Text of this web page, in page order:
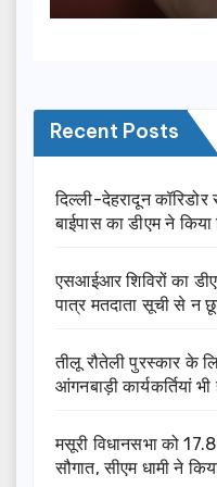
Recent Posts
दिल्ली-देहरादून
बाईपास का डीएम ने किया
एसआईआर शिविरों का
पात्र मतदाता सूची से न
तीलू रौतेली पुरस्कार के
आंगनबाड़ी कार्यकर्तियां भी
मसूरी विधानसभा को
सौगात, सीएम धामी ने